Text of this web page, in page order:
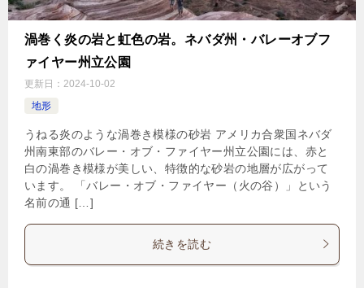
渦巻く炎の岩と虹色の岩。ネバダ州・バレーオブフ
ァイヤー州立公園
更新日： 2024-10-02
地形
うねる炎のような渦巻き模様の砂岩 アメリカ合衆国ネバダ
州南東部のバレー・オブ・ファイヤー州立公園には、赤と
白の渦巻き模様が美しい、特徴的な砂岩の地層が広がって
います。 「バレー・オブ・ファイヤー（火の谷）」という
名前の通 […]
続きを読む